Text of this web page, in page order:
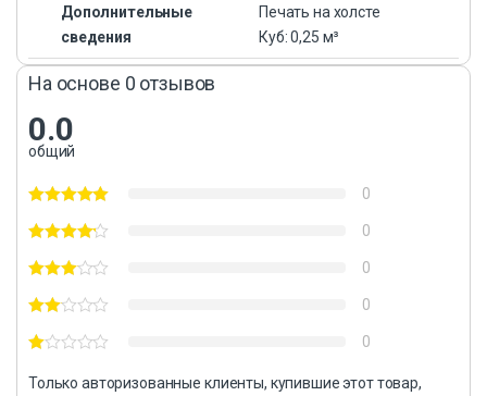
Дополнительные
сведения
Печать на холсте
Куб: 0,25 м³
На основе 0 отзывов
0.0
общий
0
0
0
0
0
Только авторизованные клиенты, купившие этот товар,